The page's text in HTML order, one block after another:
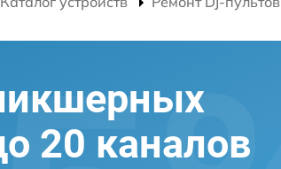
20 каналов